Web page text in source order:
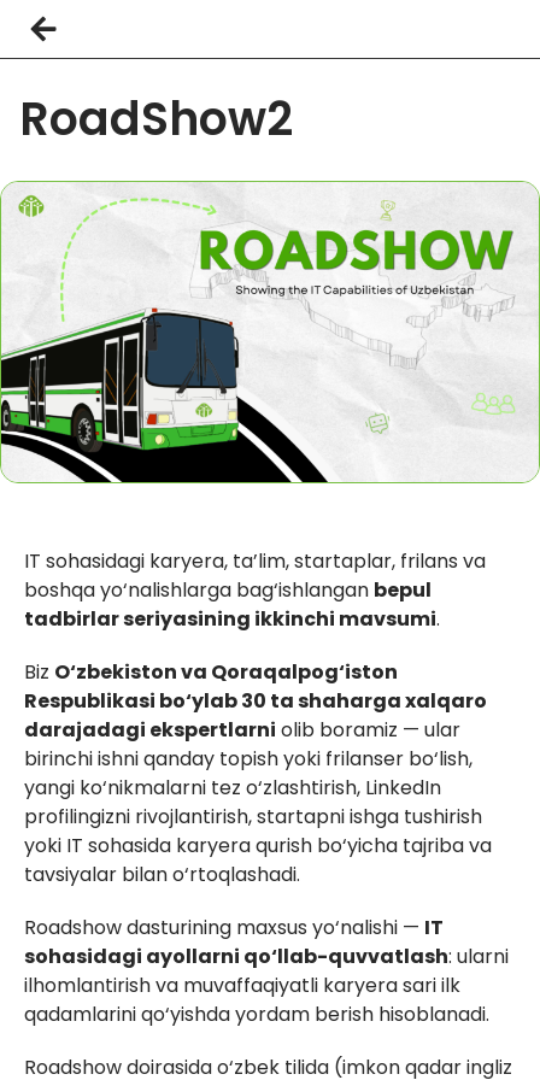
RoadShow2
IT sohasidagi karyera, ta’lim, startaplar, frilans va
boshqa yo‘nalishlarga bag‘ishlangan bepul
tadbirlar seriyasining ikkinchi mavsumi.
Biz O‘zbekiston va Qoraqalpog‘iston
Respublikasi bo‘ylab 30 ta shaharga xalqaro
darajadagi ekspertlarni olib boramiz — ular
birinchi ishni qanday topish yoki frilanser bo‘lish,
yangi ko‘nikmalarni tez o‘zlashtirish, LinkedIn
profilingizni rivojlantirish, startapni ishga tushirish
yoki IT sohasida karyera qurish bo‘yicha tajriba va
tavsiyalar bilan o‘rtoqlashadi.
Roadshow dasturining maxsus yo‘nalishi — IT
sohasidagi ayollarni qo‘llab-quvvatlash: ularni
ilhomlantirish va muvaffaqiyatli karyera sari ilk
qadamlarini qo‘yishda yordam berish hisoblanadi.
Roadshow doirasida o‘zbek tilida (imkon qadar ingliz